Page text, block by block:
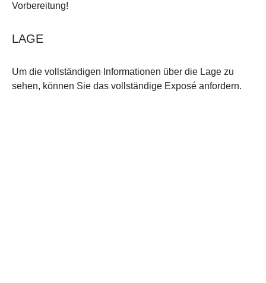
Vorbereitung!
LAGE
Um die vollständigen Informationen über die Lage zu
sehen, können Sie das vollständige Exposé anfordern.